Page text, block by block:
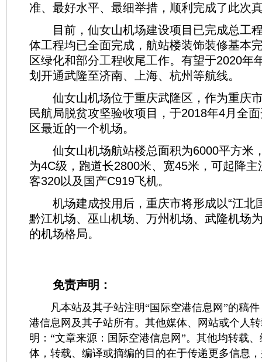
准、最好水平、最细举措，顺利完成了此次
目前，仙女山机场建设项目已完成总工
体工程均已全面完成，航站楼装饰装修基本
区绿化和部分工程收尾工作。有望于2020年
划开通武隆至济南、上海、杭州等航线。
仙女山机场位于重庆武隆区，作为重庆
民航局脱贫攻坚验收项目，于2018年4月全
区最近的一个机场。
仙女山机场航站楼总面积为6000平方米
为4C级，跑道长2800米、宽45米，可起降
客320以及国产C919飞机。
机场建成投用后，重庆市将形成以“江北
黔江机场、巫山机场、万州机场、武隆机场
的机场格局。
免责声明：
凡本站及其子站注明“国际空港信息网”的稿件
港信息网及其子站所有。其他媒体、网站或个人
明：“文章来源：国际空港信息网”。其他均转载
体，转载、编译或摘编的目的在于传递更多信息